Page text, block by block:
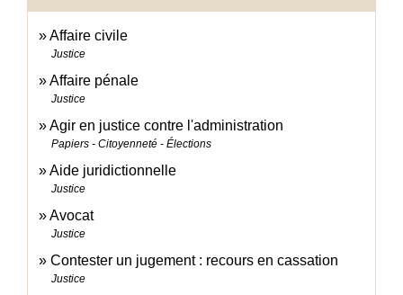
Affaire civile
Justice
Affaire pénale
Justice
Agir en justice contre l'administration
Papiers - Citoyenneté - Élections
Aide juridictionnelle
Justice
Avocat
Justice
Contester un jugement : recours en cassation
Justice